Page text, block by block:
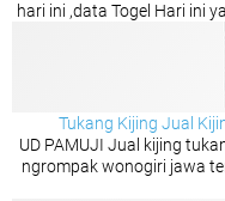
hari ini ,data Togel Hari ini
Tukang Kijing Jual
UD PAMUJI Jual kijing
ngrompak wonogiri jawa